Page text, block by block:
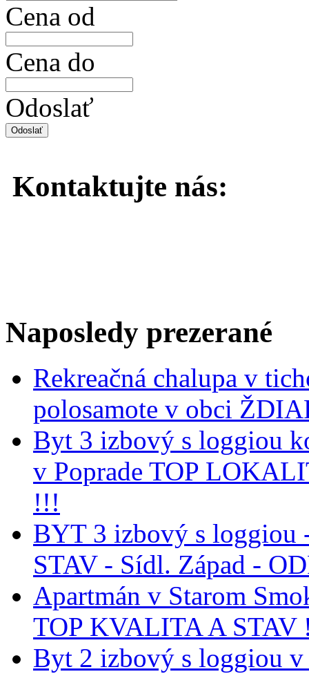
Cena od
Cena do
Odoslať
Kontaktujte nás:
Naposledy prezerané
Rekreačná chalupa v
polosamote v obci
Byt 3 izbový s loggiou
v Poprade TOP
!!!
BYT 3 izbový s loggiou
STAV - Sídl. Západ -
Apartmán v Starom
TOP KVALITA A STAV
Byt 2 izbový s loggiou v